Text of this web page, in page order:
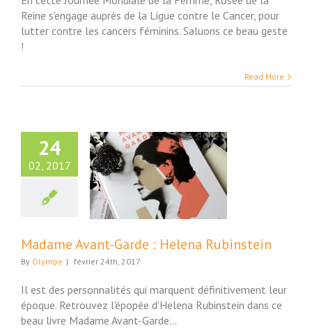
Reine s'engage auprès de la Ligue contre le Cancer, pour
lutter contre les cancers féminins. Saluons ce beau geste
!
Read More
24
02, 2017
Avant-Garde :
Rubinstein
et Société
Madame Avant-Garde : Helena Rubinstein
By Olympe | février 24th, 2017
Il est des personnalités qui marquent définitivement leur
époque. Retrouvez l'épopée d'Helena Rubinstein dans ce
beau livre Madame Avant-Garde...